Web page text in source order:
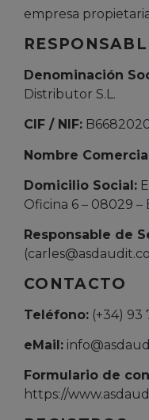
empresa
Denominación
Distributor S.L.
CIF / NIF:
Nombre
Domicilio Social:
Oficina 6 – 08029 –
Responsable de
CONTACTO
Teléfono: (+34) 93
eMail:
Formulario de
https://